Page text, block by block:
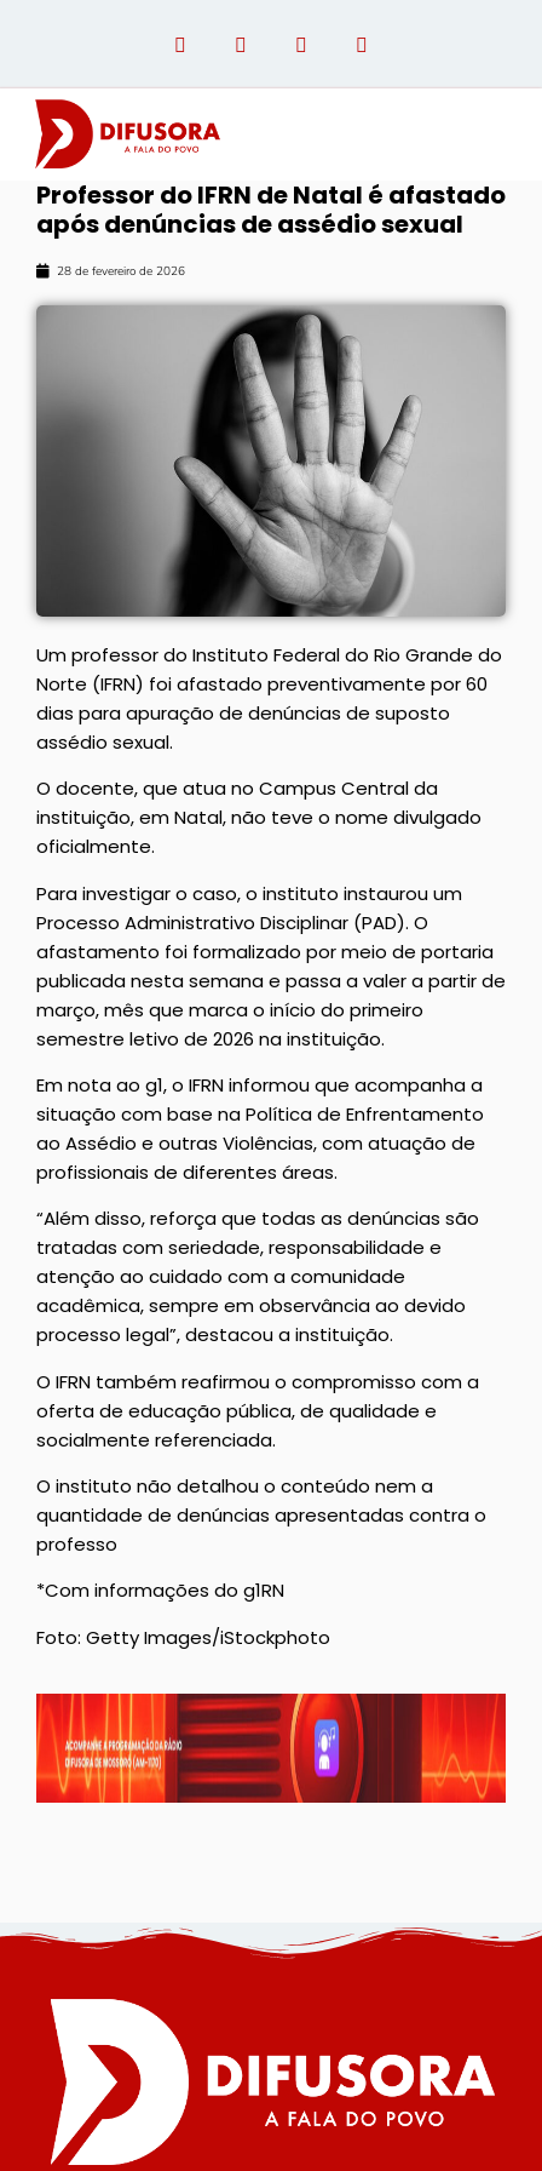
Professor do IFRN de Natal é afastado
após denúncias de assédio sexual
28 de fevereiro de 2026
Um professor do Instituto Federal do Rio Grande do
Norte (IFRN) foi afastado preventivamente por 60
dias para apuração de denúncias de suposto
assédio sexual.
O docente, que atua no Campus Central da
instituição, em Natal, não teve o nome divulgado
oficialmente.
Para investigar o caso, o instituto instaurou um
Processo Administrativo Disciplinar (PAD). O
afastamento foi formalizado por meio de portaria
publicada nesta semana e passa a valer a partir de
março, mês que marca o início do primeiro
semestre letivo de 2026 na instituição.
Em nota ao g1, o IFRN informou que acompanha a
situação com base na Política de Enfrentamento
ao Assédio e outras Violências, com atuação de
profissionais de diferentes áreas.
“Além disso, reforça que todas as denúncias são
tratadas com seriedade, responsabilidade e
atenção ao cuidado com a comunidade
acadêmica, sempre em observância ao devido
processo legal”, destacou a instituição.
O IFRN também reafirmou o compromisso com a
oferta de educação pública, de qualidade e
socialmente referenciada.
O instituto não detalhou o conteúdo nem a
quantidade de denúncias apresentadas contra o
professo
*Com informações do g1RN
Foto: Getty Images/iStockphoto